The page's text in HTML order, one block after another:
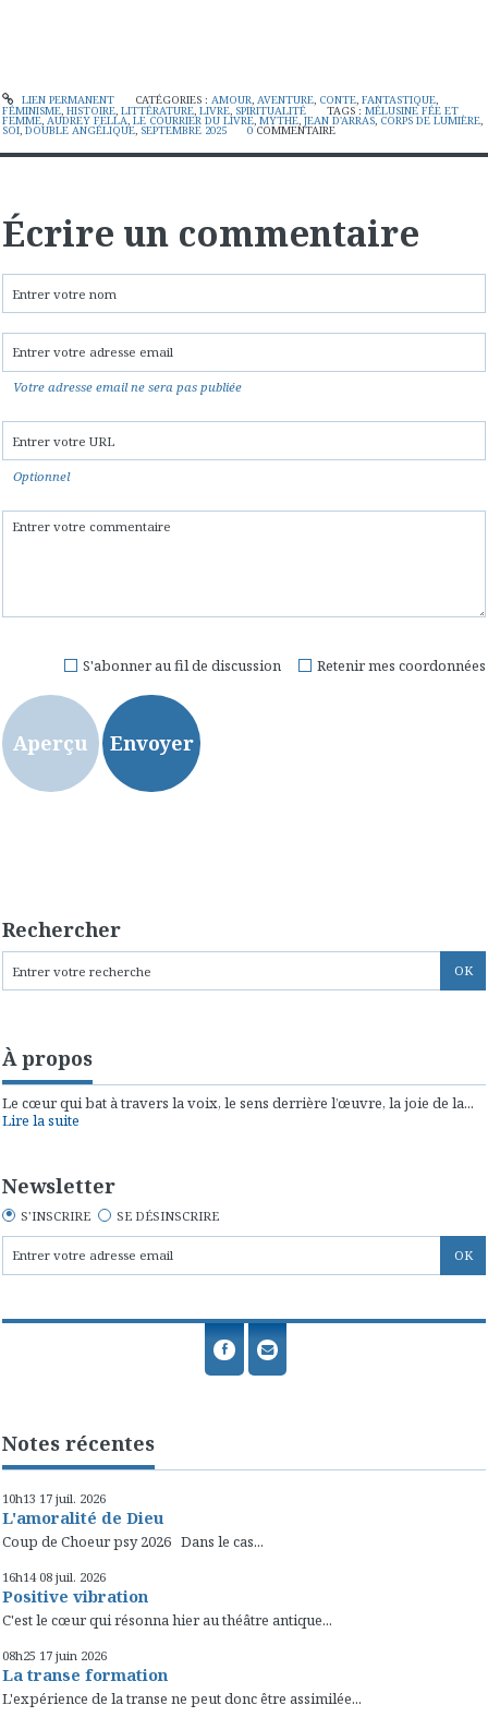
LIEN PERMANENT CATÉGORIES : AMOUR, AVENTURE, CONTE, FANTASTIQUE,
FÉMINISME, HISTOIRE, LITTÉRATURE, LIVRE, SPIRITUALITÉ TAGS :MÉLUSINE FÉE ET
FEMME, AUDREY FELLA, LE COURRIER DU LIVRE, MYTHE, JEAN D'ARRAS, CORPS DE LUMIÈRE,
SOI, DOUBLE ANGÉLIQUE, SEPTEMBRE 2025 0 COMMENTAIRE
Écrire un commentaire
Votre adresse email ne sera pas publiée
Optionnel
Retenir mes coordonnées
S'abonner au fil de discussion
Rechercher
À propos
Le cœur qui bat à travers la voix, le sens derrière l’œuvre, la joie de la...
Lire la suite
Newsletter
S'INSCRIRE SE DÉSINSCRIRE
Notes récentes
10h13 17 juil. 2026
L'amoralité de Dieu
Coup de Choeur psy 2026 Dans le cas...
16h14 08 juil. 2026
Positive vibration
C'est le cœur qui résonna hier au théâtre antique...
08h25 17 juin 2026
La transe formation
L'expérience de la transe ne peut donc être assimilée...